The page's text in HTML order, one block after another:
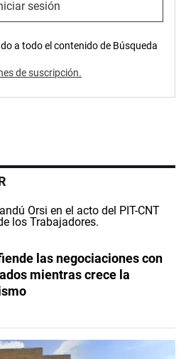
sesión
a todo el contenido de Búsqueda
de suscripción.
las negociaciones con
mientras crece la